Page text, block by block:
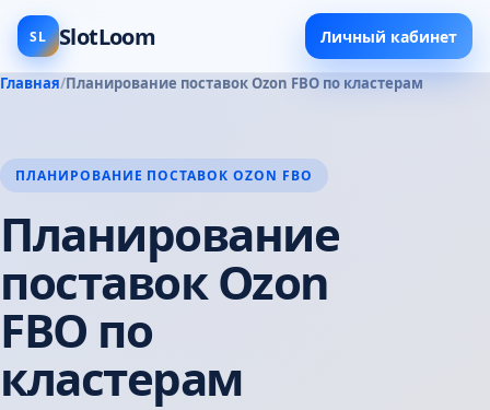
SL SlotLoom Личный кабинет
Главная Планирование поставок Ozon FBO по кластерам
ПЛАНИРОВАНИЕ ПОСТАВОК OZON FBO
Планирование
поставок Ozon
FBO по
кластерам